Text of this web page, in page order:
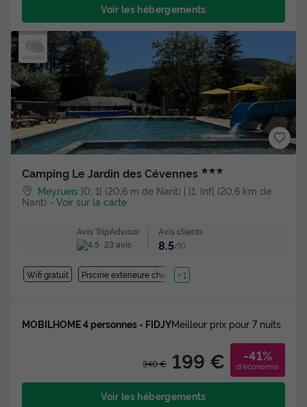
Voir les hébergements
Camping Le Jardin des Cévennes ★★★
Meyrueis ]0, 1[ (20,6 m de Nant) | [1, Inf[ (20,6 km de
Nant) -Voir sur la carte
Avis TripAdvisor
23 avis
Avis clients
8.5/10
Wifi gratuit Piscine extérieure chauffée
+ 1
MOBILHOME 4 personnes - FIDJYMeilleur prix pour 7 nuits
340 € 199 € -41%
d'économie
Voir les hébergements